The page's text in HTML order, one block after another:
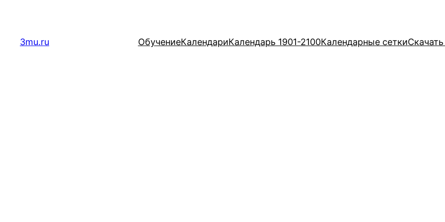
содержимому
3mu.ru ОбучениеКалендариКалендарь 1901-2100Календарные сетки